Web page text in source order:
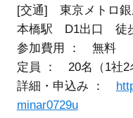
[交通] 東京メトロ銀
本橋駅 D1出口 徒
参加費用 ： 無料
定員 ： 20名（1社2
詳細・申込み ：
minar0729u